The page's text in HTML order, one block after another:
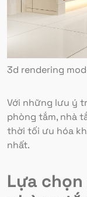
3d rendering
Với những lưu ý
phòng tắm, nhà
thời tối ưu hóa
nhất.
Lựa